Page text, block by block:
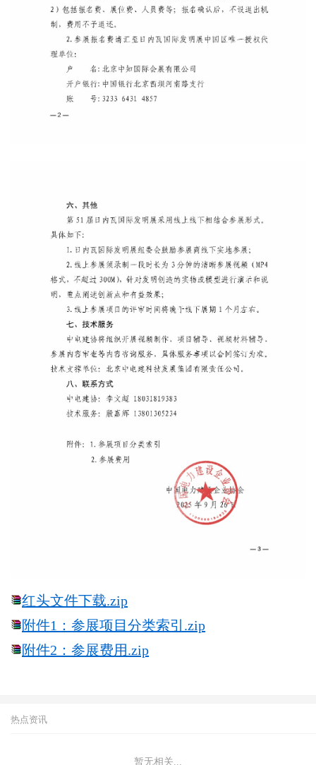
红头文件下载.zip
附件1：参展项目分类索引.zip
附件2：参展费用.zip
热点资讯
暂无相关...